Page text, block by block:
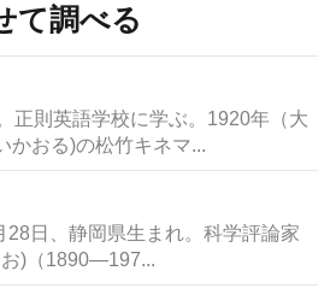
て調べる
正則英語学校に学ぶ。1920年（大
おる)の松竹キネマ...
28日、静岡県生まれ。科学評論家
)（1890―197...